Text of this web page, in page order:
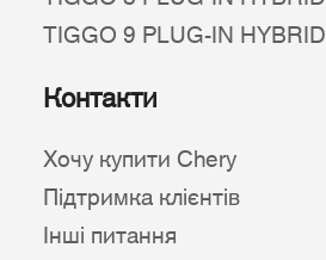
TIGGO 9 PLUG-IN HYBRID
Контакти
Хочу купити Chery
Підтримка клієнтів
Інші питання